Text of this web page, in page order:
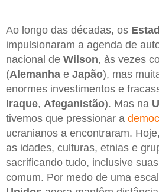
Ao longo das décadas, os
impulsionaram a agenda de
nacional de Wilson, às vezes
(Alemanha e Japão), mas
enormes investimentos e
Iraque, Afeganistão). Mas na
tivemos que pressionar a
ucranianos a encontraram.
as idades, culturas, etnias e
sacrificando tudo, inclusive
comum. Por medo de uma